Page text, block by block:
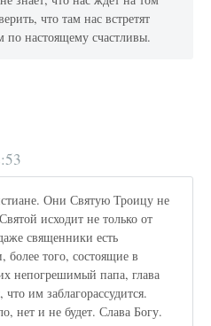
что там нас встретят
настоящему счастливы.
Они Святую Троицу не
исходит не только от
священники есть
того, состоящие в
непогрешимый папа, глава
им заблагорассудится.
нет и не будет. Слава Богу.